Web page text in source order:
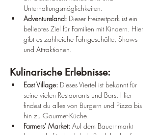
Unterhaltungsmöglichkeiten.
Adventureland: Dieser Freizeitpark ist ein
beliebtes Ziel für Familien mit Kindern. Hier
gibt es zahlreiche Fahrgeschäfte, Shows
und Attraktionen.
Kulinarische Erlebnisse:
East Village: Dieses Viertel ist bekannt für
seine vielen Restaurants und Bars. Hier
findest du alles von Burgern und Pizza bis
hin zu Gourmet-Küche.
Farmers' Market: Auf dem Bauernmarkt